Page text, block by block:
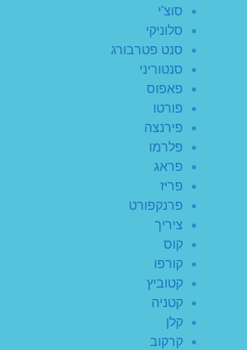
סוצ'י
סלוניקי
סנט פטרבורג
סנטוריני
פאפוס
פורטו
פירנצה
פלרמו
פראג
פריז
פרנקפורט
ציריך
קוס
קורפו
קטוביץ
קטניה
קלן
קרקוב